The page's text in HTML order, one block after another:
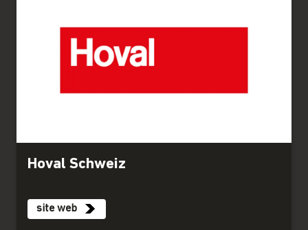
Hoval Schweiz
site web